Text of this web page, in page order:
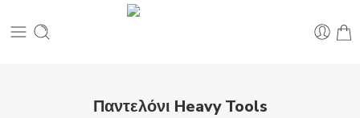
Παντελόνι Heavy Tools